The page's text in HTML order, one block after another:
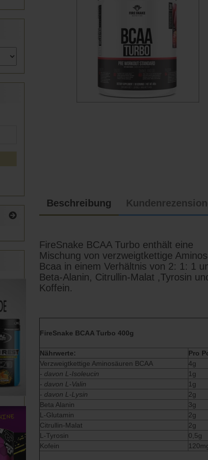
Beschreibung
FireSnake BCAA Turbo enthält eine
Mischung von verzweigtkettige
Bcaa in einem Verhältnis von 2: 1: 1
Beta-Alanin, Citrullin-Malat ,Tyrosin
Koffein.
FireSnake BCAA Turbo 400g
Nährwerte: Pro
Verzweigtkettige Aminosäuren BCAA
4g
- davon L-Isoleucin
1g
- davon L-Valin
1g
- davon L-Lysin
2g
Beta Alanin
3g
L-Glutamin
2g
Citrullin-Malat
2g
L-Tyrosin
0,5g
Kofein